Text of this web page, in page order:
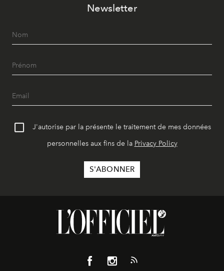
Newsletter
J'autorise par la présente le traitement de mes données
personnelles aux fins de la Privacy Policy